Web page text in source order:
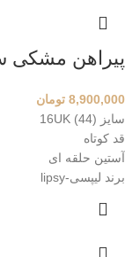
پیراهن مشکی
8,900,000 تومان
سایز 16UK (44)
قد کوتاه
آستین حلقه ای
برند لیپسی-lipsy